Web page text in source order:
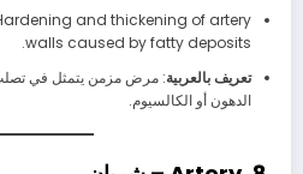
and thickening of artery
walls caused by fatty deposits.
تعريف بالعربية: مرض مزمن يتمثل في
الدهون أو الكالسيوم.